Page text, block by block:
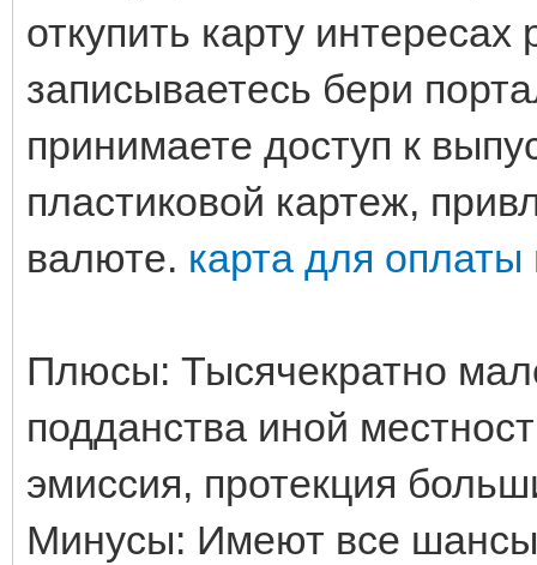
откупить карту
записываетесь бери
принимаете доступ к
пластиковой картеж,
валюте. карта для
Плюсы: Тысячекратно
подданства иной
эмиссия, протекция
Минусы: Имеют все шансы